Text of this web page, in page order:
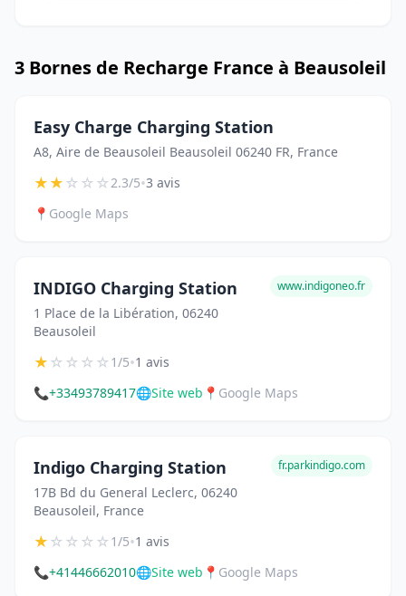
3 Bornes de Recharge France à Beausoleil
Easy Charge Charging Station
A8, Aire de Beausoleil Beausoleil 06240 FR, France
★★☆☆☆2.3/5•3 avis
📍 Google Maps
INDIGO Charging Station
1 Place de la Libération, 06240
Beausoleil
www.indigoneo.fr
★☆☆☆☆1/5•1 avis
📞+33493789417🌐Site web 📍 Google Maps
Indigo Charging Station
17B Bd du General Leclerc, 06240
Beausoleil, France
fr.parkindigo.com
★☆☆☆☆1/5•1 avis
📞+41446662010🌐Site web 📍 Google Maps